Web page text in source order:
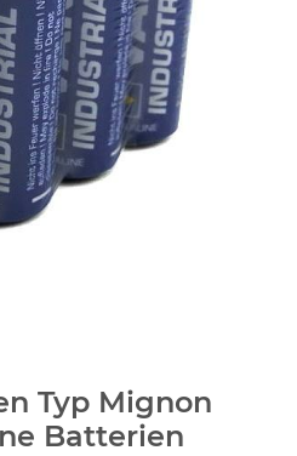
Typ Mignon
Batterien